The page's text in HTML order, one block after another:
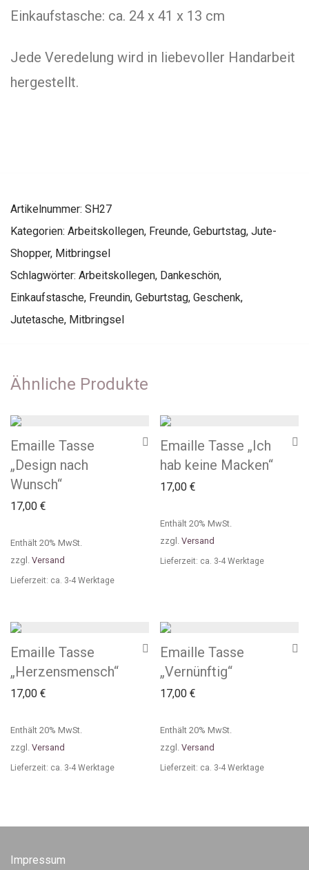
Einkaufstasche: ca. 24 x 41 x 13 cm
Jede Veredelung wird in liebevoller Handarbeit
hergestellt.
Artikelnummer: SH27
Kategorien: Arbeitskollegen, Freunde, Geburtstag, Jute-
Shopper, Mitbringsel
Schlagwörter: Arbeitskollegen, Dankeschön,
Einkaufstasche, Freundin, Geburtstag, Geschenk,
Jutetasche, Mitbringsel
Ähnliche Produkte
Emaille Tasse
„Design nach
Wunsch“
17,00 €
Enthält 20% MwSt.
zzgl. Versand
Lieferzeit: ca. 3-4 Werktage
Emaille Tasse „Ich
hab keine Macken“
17,00 €
Enthält 20% MwSt.
zzgl. Versand
Lieferzeit: ca. 3-4 Werktage
Emaille Tasse
„Herzensmensch“
17,00 €
Enthält 20% MwSt.
zzgl. Versand
Lieferzeit: ca. 3-4 Werktage
Emaille Tasse
„Vernünftig“
17,00 €
Enthält 20% MwSt.
zzgl. Versand
Lieferzeit: ca. 3-4 Werktage
Impressum